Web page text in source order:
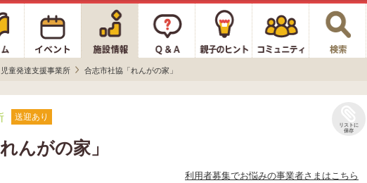
児童発達支援事業所 合志市社協「れんがの家」
送迎あり
んがの家」
リストに
保存
利用者募集でお悩みの事業者さまはこちら